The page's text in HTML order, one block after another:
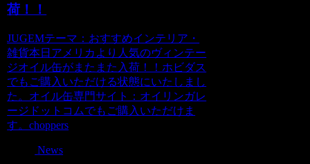
荷！！
JUGEMテーマ：おすすめインテリア・
雑貨本日アメリカより人気のヴィンテー
ジオイル缶がまたまた入荷！！ホビダス
でもご購入いただける状態にいたしまし
た。オイル缶専門サイト：オイリンガレ
ージドットコムでもご購入いただけま
す。choppers
News